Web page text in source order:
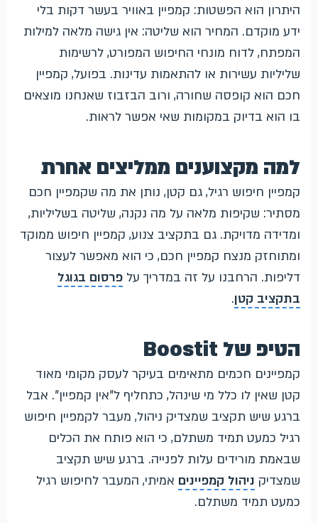
היתרון הוא הפשטות: קמפיין באוויר בעשר דקות בלי
ידע מוקדם. המחיר הוא שליטה: אין גישה מלאה למילות
המפתח, לדוח מונחי החיפוש המפורט, לרשימות
שליליות עשירות או להתאמות עדינות. בפועל, קמפיין
חכם הוא קופסה שחורה, ורוב הבזבוז שאנחנו מוצאים
בו הוא בדיוק במקומות שאי אפשר לראות.
למה מקצוענים ממליצים אחרת
קמפיין חיפוש רגיל, גם קטן, נותן את מה שקמפיין חכם
מסתיר: שקיפות מלאה על מה נקנה, שליטה בשליליות,
ומדידה מדויקת. גם בתקציב צנוע, קמפיין חיפוש ממוקד
ומתוחזק מנצח קמפיין חכם, כי הוא מאפשר לעצור
דליפות. הרחבנו על זה במדריך על פרסום בגוגל
בתקציב קטן.
הטיפ של Boostit
קמפיינים חכמים מתאימים בעיקר לעסק מקומי מאוד
קטן שאין לו כלל מי שינהל, כתחליף ל"אין קמפיין". אבל
ברגע שיש תקציב שמצדיק ניהול, מעבר לקמפיין חיפוש
רגיל כמעט תמיד משתלם, כי הוא פותח את הכלים
שבאמת מורידים עלות לפנייה. ברגע שיש תקציב
שמצדיק ניהול קמפיינים אמיתי, המעבר לחיפוש רגיל
כמעט תמיד משתלם.